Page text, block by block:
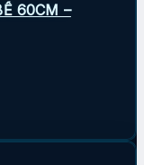
60CM –